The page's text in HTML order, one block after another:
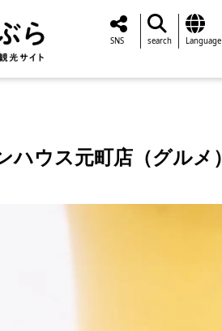
SNS search Language
ハウス元町店（グルメ）